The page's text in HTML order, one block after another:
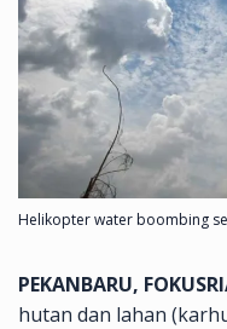
Helikopter water boombing
PEKANBARU,
hutan dan lahan